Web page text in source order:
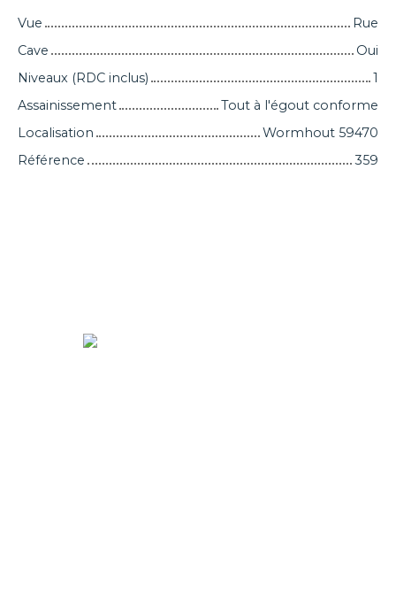
Vue
Rue
Cave
Oui
Niveaux (RDC inclus)
1
Assainissement
Tout à l'égout conforme
Localisation
Wormhout 59470
Référence
359